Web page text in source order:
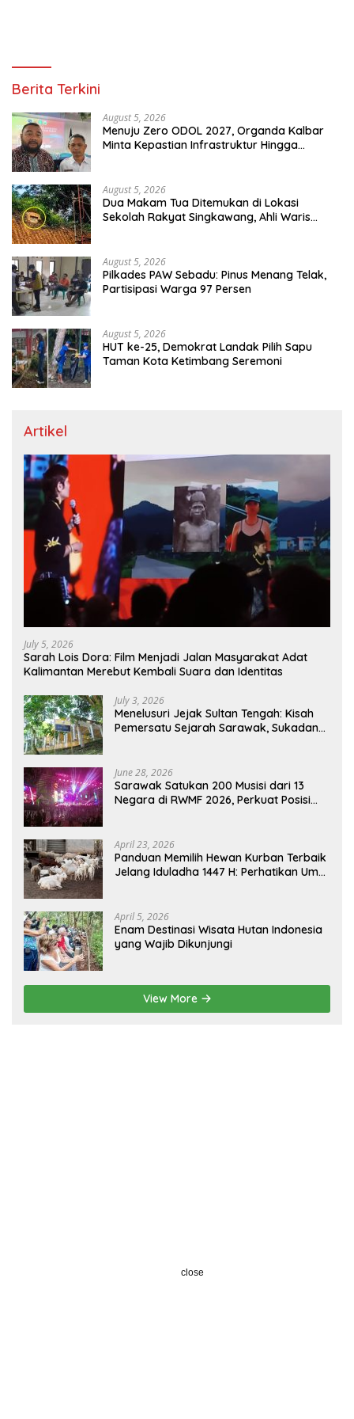
Berita Terkini
August 5, 2026
Menuju Zero ODOL 2027, Organda Kalbar
Minta Kepastian Infrastruktur Hingga
August 5, 2026
Dua Makam Tua Ditemukan di Lokasi
Sekolah Rakyat Singkawang, Ahli Waris
August 5, 2026
Pilkades PAW Sebadu: Pinus Menang Telak,
Partisipasi Warga 97 Persen
August 5, 2026
HUT ke-25, Demokrat Landak Pilih Sapu
Taman Kota Ketimbang Seremoni
Artikel
July 5, 2026
Sarah Lois Dora: Film Menjadi Jalan Masyarakat Adat
Kalimantan Merebut Kembali Suara dan Identitas
July 3, 2026
Menelusuri Jejak Sultan Tengah: Kisah
Pemersatu Sejarah Sarawak, Sukadana,
June 28, 2026
Sarawak Satukan 200 Musisi dari 13
Negara di RWMF 2026, Perkuat Posisi
April 23, 2026
Panduan Memilih Hewan Kurban Terbaik
Jelang Iduladha 1447 H: Perhatikan Umur
April 5, 2026
Enam Destinasi Wisata Hutan Indonesia
yang Wajib Dikunjungi
View More
close